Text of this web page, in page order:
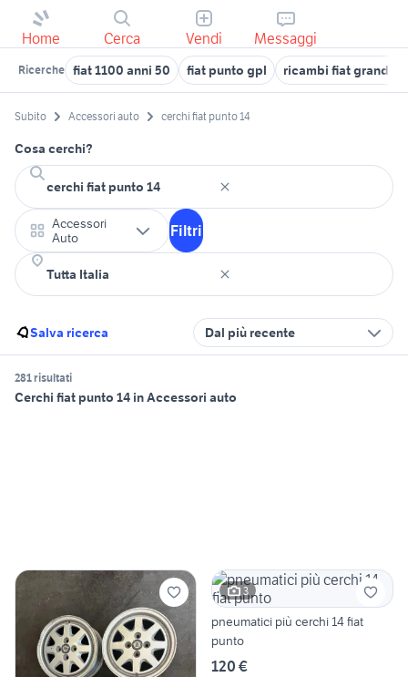
Home Cerca Vendi Messaggi
Ricerche fiat 1100 anni 50 fiat punto gpl ricambi fiat grande
Subito Accessori auto cerchi fiat punto 14
Cosa cerchi?
Accessori
Auto
Filtri
Salva ricerca Dal più recente
281 risultati
Cerchi fiat punto 14 in Accessori auto
3
pneumatici più cerchi 14 fiat
punto
120 €